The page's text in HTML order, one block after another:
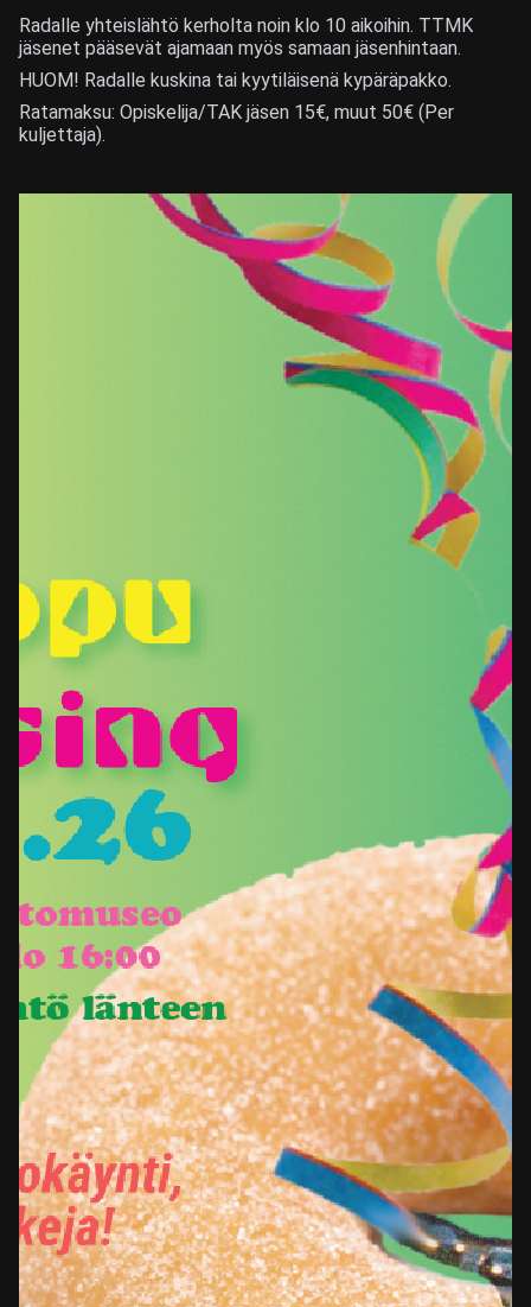
Radalle yhteislähtö kerholta noin klo 10 aikoihin. TTMK
jäsenet pääsevät ajamaan myös samaan jäsenhintaan.
HUOM! Radalle kuskina tai kyytiläisenä kypäräpakko.
Ratamaksu: Opiskelija/TAK jäsen 15€, muut 50€ (Per
kuljettaja).